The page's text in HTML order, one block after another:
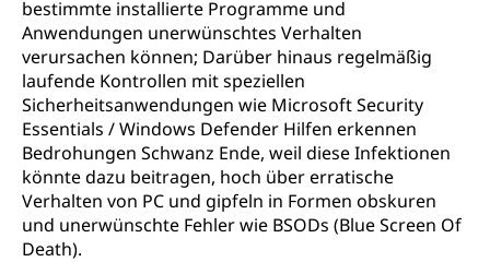
bestimmte installierte Programme und
Anwendungen unerwünschtes Verhalten
verursachen können; Darüber hinaus regelmäßig
laufende Kontrollen mit speziellen
Sicherheitsanwendungen wie Microsoft Security
Essentials / Windows Defender Hilfen erkennen
Bedrohungen Schwanz Ende, weil diese Infektionen
könnte dazu beitragen, hoch über erratische
Verhalten von PC und gipfeln in Formen obskuren
und unerwünschte Fehler wie BSODs (Blue Screen Of
Death).